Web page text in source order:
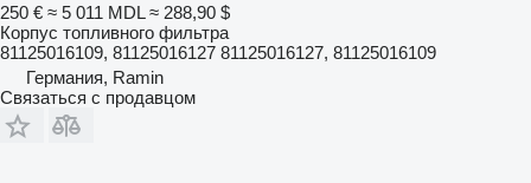
250 € ≈ 5 011 MDL ≈ 288,90 $
Корпус топливного фильтра
81125016109, 81125016127 81125016127, 81125016109
Германия, Ramin
Связаться с продавцом